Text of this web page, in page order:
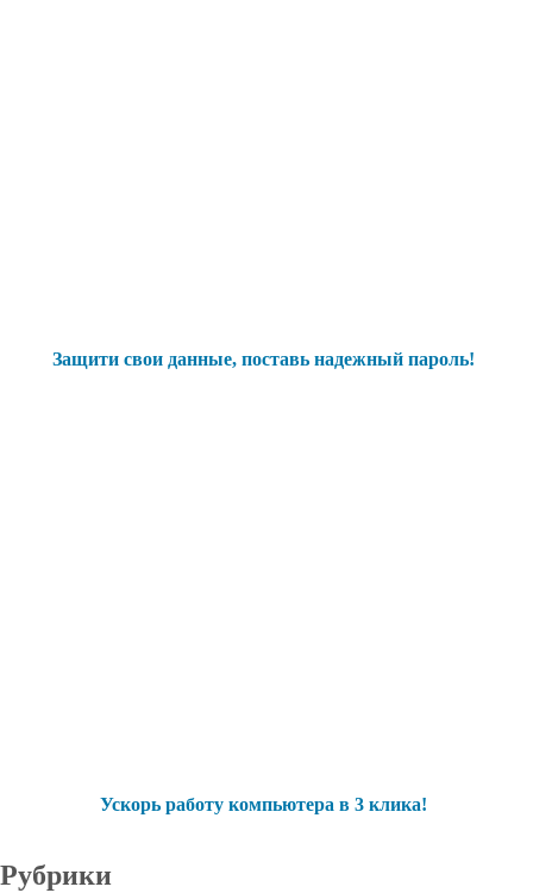
Защити свои данные, поставь надежный пароль!
Ускорь работу компьютера в 3 клика!
Рубрики